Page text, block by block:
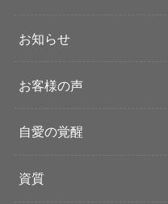
お知らせ
お客様の声
自愛の覚醒
資質